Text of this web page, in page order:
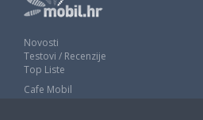
Novosti
Testovi / Recenzije
Top Liste
Cafe Mobil